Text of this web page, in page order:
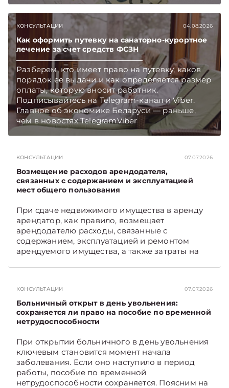
Подписывайтесь на Telegram‑канал и Viber.
Главное об экономике Беларуси — раньше,
чем в новостях TelegramViber
КОНСУЛЬТАЦИИ 04.08.2026
Как оформить путевку на санаторно-курортное
лечение за счет средств ФСЗН
Разберем, кто имеет право на путевку, каков
порядок ее выдачи и как определяется размер
оплаты, которую вносит работник.
Подписывайтесь на Telegram‑канал и Viber.
Главное об экономике Беларуси — раньше,
чем в новостях TelegramViber
КОНСУЛЬТАЦИИ 07.07.2026
Возмещение расходов арендодателя,
связанных с содержанием и эксплуатацией
мест общего пользования
При сдаче недвижимого имущества в аренду
арендатор, как правило, возмещает
арендодателю расходы, связанные с
содержанием, эксплуатацией и ремонтом
арендуемого имущества, а также затраты на
связанных с содержанием и эксплуатацией
мест общего пользования, в частности –
контрольно-­пропускного пункта? Рассмотрим
порядок их распределения. Подписывайтесь
экономике Беларуси — раньше, чем в новостях
TelegramViber
КОНСУЛЬТАЦИИ 07.07.2026
Больничный открыт в день увольнения:
сохраняется ли право на пособие по временной
нетрудоспособности
При открытии больничного в день увольнения
ключевым становится момент начала
заболевания. Если оно наступило в период
работы, пособие по временной
нетрудоспособности сохраняется. Поясним на